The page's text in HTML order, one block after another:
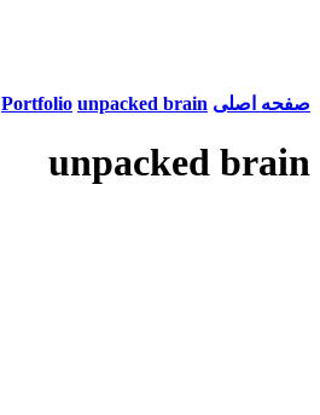
صفحه اصلی Portfolio unpacked brain
unpacked brain